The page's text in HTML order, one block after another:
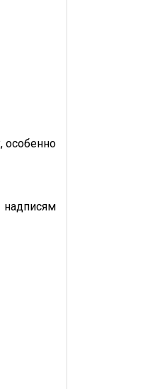
особенно
надписям